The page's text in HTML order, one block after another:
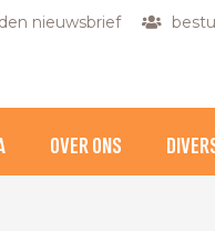
nieuwsbrief
OVER ONS